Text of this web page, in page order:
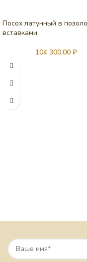
Посох латунный в
вставками
104 300,00 ₽